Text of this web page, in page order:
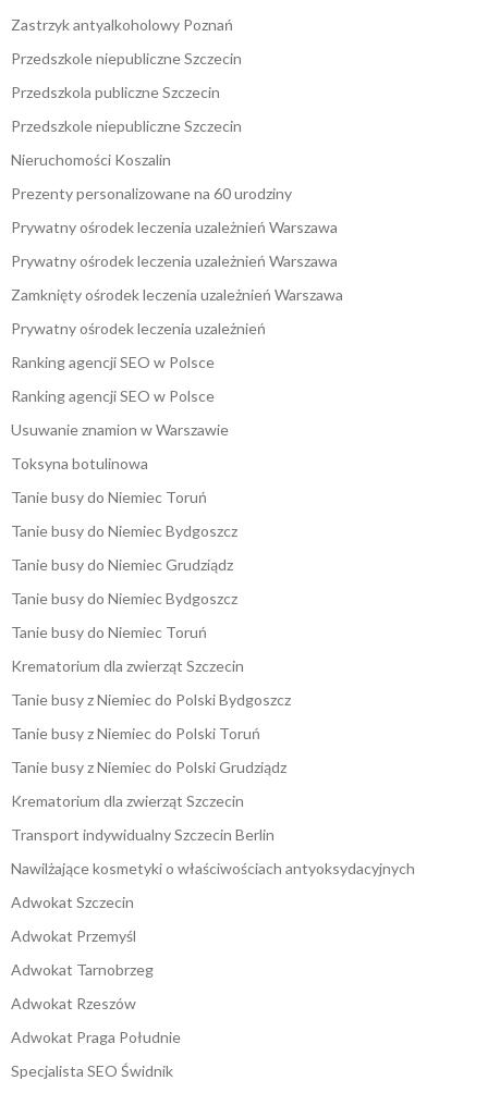
Zastrzyk antyalkoholowy Poznań
Przedszkole niepubliczne Szczecin
Przedszkola publiczne Szczecin
Przedszkole niepubliczne Szczecin
Nieruchomości Koszalin
Prezenty personalizowane na 60 urodziny
Prywatny ośrodek leczenia uzależnień Warszawa
Prywatny ośrodek leczenia uzależnień Warszawa
Zamknięty ośrodek leczenia uzależnień Warszawa
Prywatny ośrodek leczenia uzależnień
Ranking agencji SEO w Polsce
Ranking agencji SEO w Polsce
Usuwanie znamion w Warszawie
Toksyna botulinowa
Tanie busy do Niemiec Toruń
Tanie busy do Niemiec Bydgoszcz
Tanie busy do Niemiec Grudziądz
Tanie busy do Niemiec Bydgoszcz
Tanie busy do Niemiec Toruń
Krematorium dla zwierząt Szczecin
Tanie busy z Niemiec do Polski Bydgoszcz
Tanie busy z Niemiec do Polski Toruń
Tanie busy z Niemiec do Polski Grudziądz
Krematorium dla zwierząt Szczecin
Transport indywidualny Szczecin Berlin
Nawilżające kosmetyki o właściwościach antyoksydacyjnych
Adwokat Szczecin
Adwokat Przemyśl
Adwokat Tarnobrzeg
Adwokat Rzeszów
Adwokat Praga Południe
Specjalista SEO Świdnik